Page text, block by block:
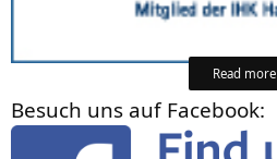
Read more
Besuch uns auf Facebook: